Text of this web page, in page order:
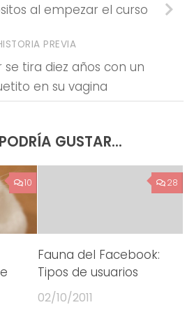
al empezar el curso
PREVIA
se tira diez años con un
en su vagina
GUSTAR...
10 28
Fauna del Facebook:
Tipos de usuarios
02/10/2011